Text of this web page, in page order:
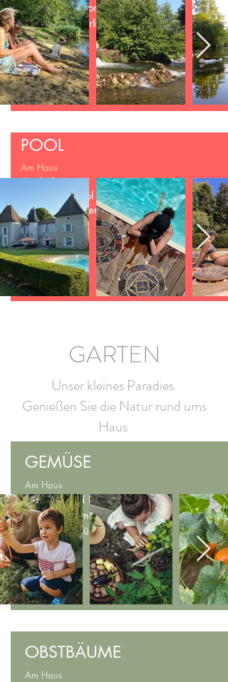
anliegende Dronne
bietet ein natürliches
Bedeerlebnis
POOL
Am Haus
Am beheizten
Salzwasser-Pool im
Schatten grosser Bäume
relaxen
GARTEN
Unser kleines Paradies
Genießen Sie die Natur rund ums
Haus
GEMÜSE
Am Haus
Gemüse und Kräuter,
angebaut am Haus und
zugänglich für unsere
Besucher
OBSTBÄUME
Am Haus